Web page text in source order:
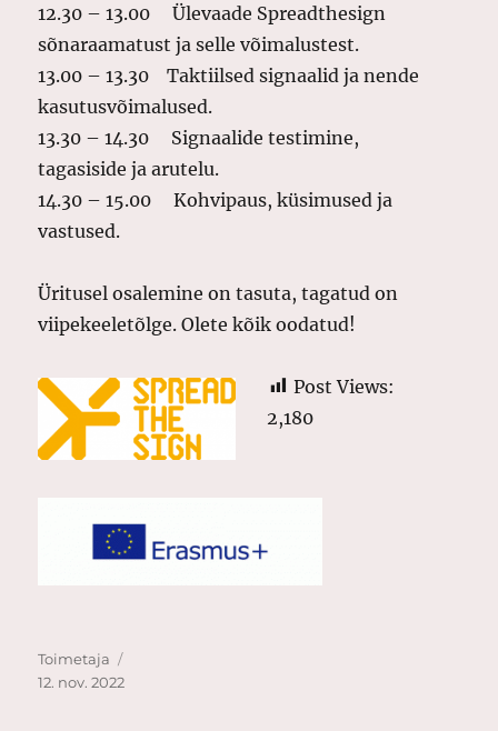
12.30 – 13.00Ülevaade Spreadthesign
sõnaraamatust ja selle võimalustest.
13.00 – 13.30 Taktiilsed signaalid ja nende
kasutusvõimalused.
13.30 – 14.30 Signaalide testimine,
tagasiside ja arutelu.
14.30 – 15.00 Kohvipaus, küsimused ja
vastused.
Üritusel osalemine on tasuta, tagatud on
viipekeeletõlge. Olete kõik oodatud!
Post Views:
2,180
Autor
Toimetaja
12. nov. 2022